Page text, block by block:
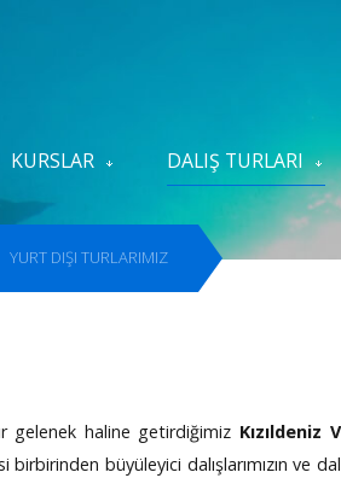
KURSLAR DALIŞ TURLARI
YURT DIŞI TURLARIMIZ
gelenek haline getirdiğimiz Kızıldeniz
birbirinden büyüleyici dalışlarımızın ve